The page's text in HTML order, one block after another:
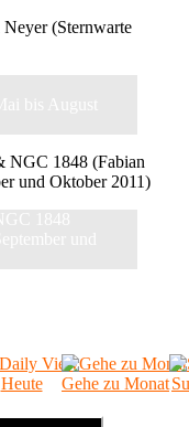
Heute Gehe zu Monat